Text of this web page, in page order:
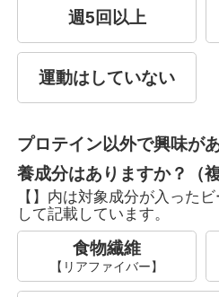
週5回以上
運動はしていない
プロテイン以外で興味が
養成分はありますか？（
【】内は対象成分が入った
して記載しています。
食物繊維